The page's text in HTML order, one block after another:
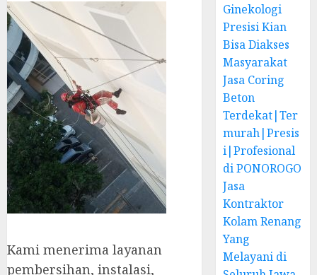
Kami menerima layanan
pembersihan, instalasi,
Ginekologi
Presisi Kian
Bisa Diakses
Masyarakat
Jasa Coring
Beton
Terdekat|Ter
murah|Presis
i|Profesional
di PONOROGO
Jasa
Kontraktor
Kolam Renang
Yang
Melayani di